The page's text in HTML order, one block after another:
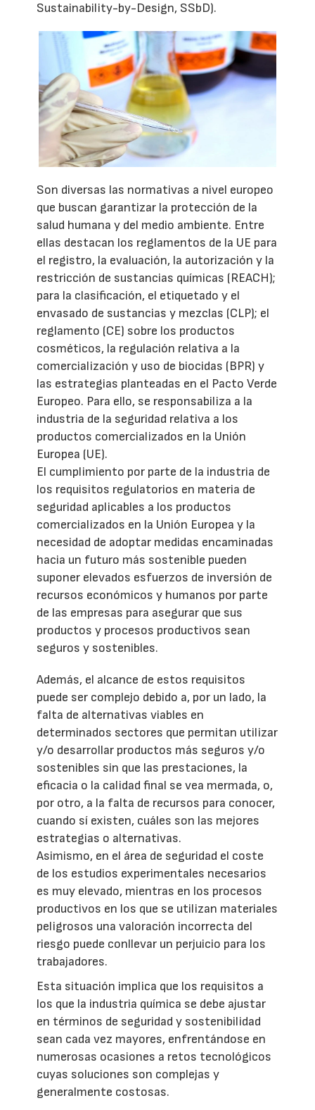
Sustainability-by-Design, SSbD).
Son diversas las normativas a nivel europeo
que buscan garantizar la protección de la
salud humana y del medio ambiente. Entre
ellas destacan los reglamentos de la UE para
el registro, la evaluación, la autorización y la
restricción de sustancias químicas (REACH);
para la clasificación, el etiquetado y el
envasado de sustancias y mezclas (CLP); el
reglamento (CE) sobre los productos
cosméticos, la regulación relativa a la
comercialización y uso de biocidas (BPR) y
las estrategias planteadas en el Pacto Verde
Europeo. Para ello, se responsabiliza a la
industria de la seguridad relativa a los
productos comercializados en la Unión
Europea (UE).
El cumplimiento por parte de la industria de
los requisitos regulatorios en materia de
seguridad aplicables a los productos
comercializados en la Unión Europea y la
necesidad de adoptar medidas encaminadas
hacia un futuro más sostenible pueden
suponer elevados esfuerzos de inversión de
recursos económicos y humanos por parte
de las empresas para asegurar que sus
productos y procesos productivos sean
seguros y sostenibles.
Además, el alcance de estos requisitos
puede ser complejo debido a, por un lado, la
falta de alternativas viables en
determinados sectores que permitan utilizar
y/o desarrollar productos más seguros y/o
sostenibles sin que las prestaciones, la
eficacia o la calidad final se vea mermada, o,
por otro, a la falta de recursos para conocer,
cuando sí existen, cuáles son las mejores
estrategias o alternativas.
Asimismo, en el área de seguridad el coste
de los estudios experimentales necesarios
es muy elevado, mientras en los procesos
productivos en los que se utilizan materiales
peligrosos una valoración incorrecta del
riesgo puede conllevar un perjuicio para los
trabajadores.
Esta situación implica que los requisitos a
los que la industria química se debe ajustar
en términos de seguridad y sostenibilidad
sean cada vez mayores, enfrentándose en
numerosas ocasiones a retos tecnológicos
cuyas soluciones son complejas y
generalmente costosas.